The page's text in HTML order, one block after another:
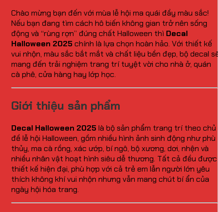
Chào mừng bạn đến với mùa lễ hội ma quái đầy màu sắc!
Nếu bạn đang tìm cách hô biến không gian trở nên sống
động và “rùng rợn” đúng chất Halloween thì Decal
Halloween 2025chính là lựa chọn hoàn hảo. Với thiết kế
vui nhộn, màu sắc bắt mắt và chất liệu bền đẹp, bộ decal
mang đến trải nghiệm trang trí tuyệt vời cho nhà ở, quán
cà phê, cửa hàng hay lớp học.
Giới thiệu sản phẩm
Decal Halloween 2025là bộ sản phẩm trang trí theo chủ
đề lễ hội Halloween, gồm nhiều hình ảnh sinh động như phù
thủy, ma cà rồng, xác ướp, bí ngô, bộ xương, dơi, nhện và
nhiều nhân vật hoạt hình siêu dễ thương. Tất cả đều được
thiết kế hiện đại, phù hợp với cả trẻ em lẫn người lớn yêu
thích không khí vui nhộn nhưng vẫn mang chút bí ẩn của
ngày hội hóa trang.